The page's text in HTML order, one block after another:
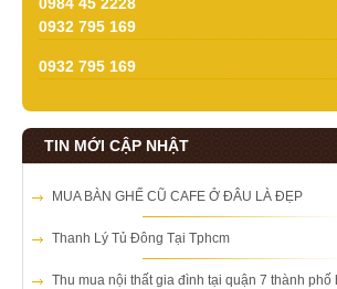
0932 795 169
0932 795 169
TIN MỚI CẬP NHẬT
MUA BÀN GHẾ CŨ CAFE Ở ĐÂU LÀ ĐẸP
Thanh Lý Tủ Đông Tại Tphcm
Thu mua nội thất gia đình tại quận 7 thành phố